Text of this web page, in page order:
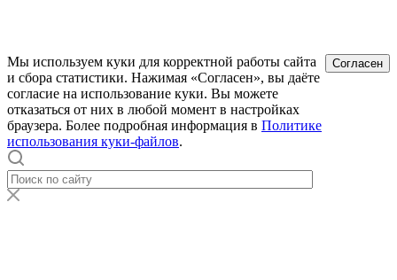
Мы используем куки для корректной работы сайта
и сбора статистики. Нажимая «Согласен», вы даёте
согласие на использование куки. Вы можете
отказаться от них в любой момент в настройках
браузера. Более подробная информация в Политике
использования куки-файлов.
Согласен